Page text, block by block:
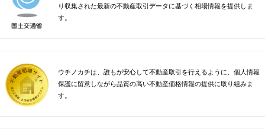
り収集された最新の不動産取引データに基づく相場情報を提供しま
す。
ウチノカチは、誰もが安心して不動産取引を行えるように、個人情報
保護に留意しながら品質の高い不動産価格情報の提供に取り組みま
す。